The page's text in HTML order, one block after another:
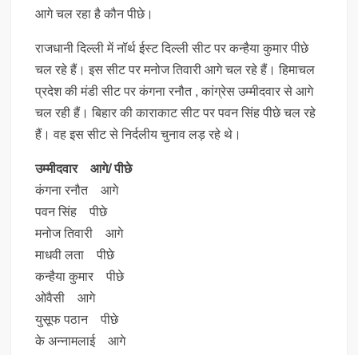
आगे चल रहा है कौन पीछे।
राजधानी दिल्ली में नॉर्थ ईस्ट दिल्ली सीट पर कन्हैया कुमार पीछे
चल रहे हैं। इस सीट पर मनोज तिवारी आगे चल रहे हैं। हिमाचल
प्रदेश की मंडी सीट पर कंगना रनौत , कांग्रेस उम्मीदवार से आगे
चल रही हैं। बिहार की काराकाट सीट पर पवन सिंह पीछे चल रहे
हैं। वह इस सीट से निर्दलीय चुनाव लड़ रहे थे।
उम्मीदवार आगे/ पीछे
कंगना रनौत आगे
पवन सिंह पीछे
मनोज तिवारी आगे
माधवी लता पीछे
कन्हैया कुमार पीछे
ओवैसी आगे
युसूफ पठान पीछे
के अन्नामलाई आगे